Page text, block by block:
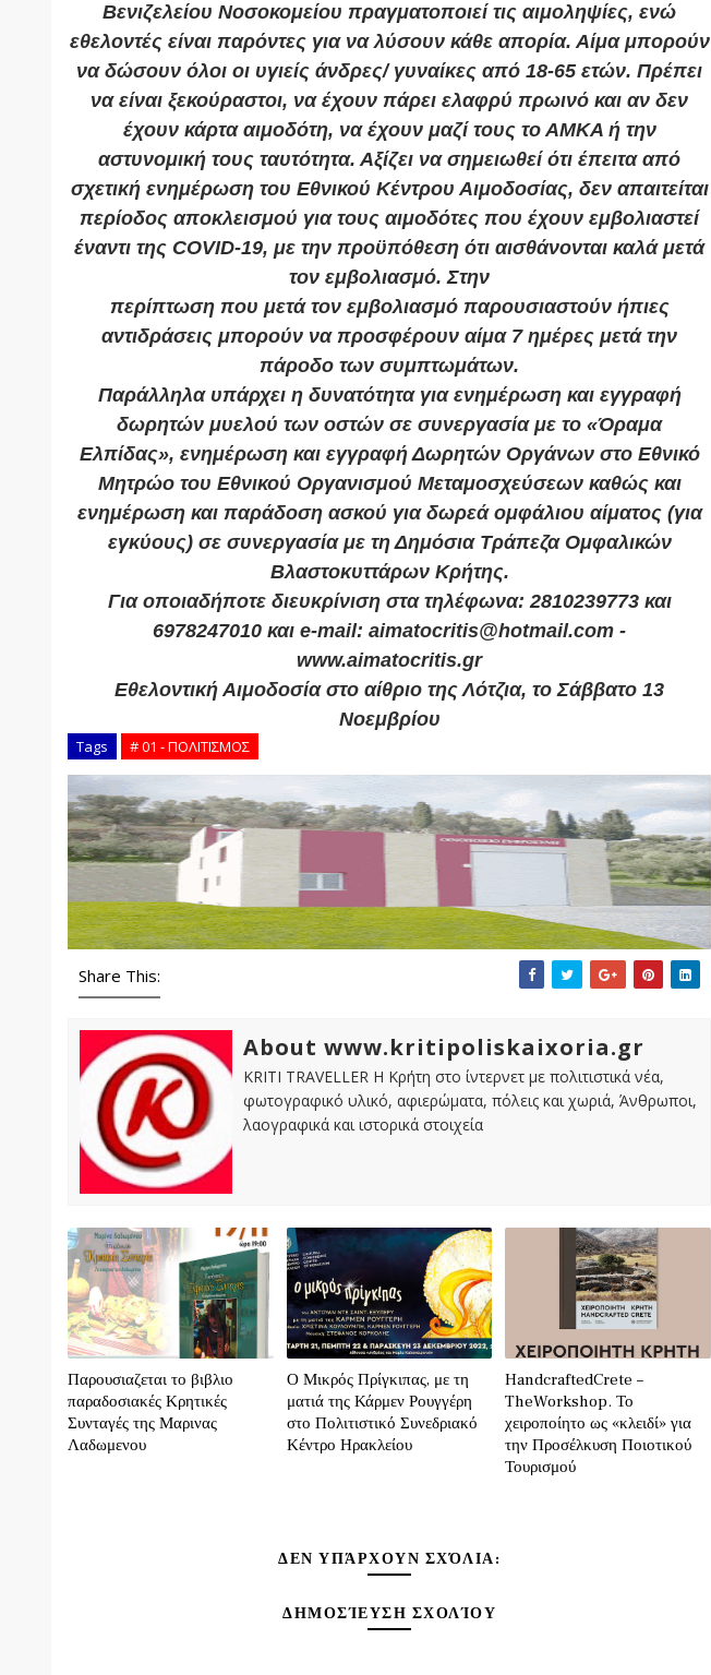
Βενιζελείου Νοσοκομείου πραγματοποιεί τις αιμοληψίες, ενώ
εθελοντές είναι παρόντες για να λύσουν κάθε απορία. Αίμα μπορούν
να δώσουν όλοι οι υγιείς άνδρες/ γυναίκες από 18-65 ετών. Πρέπει
να είναι ξεκούραστοι, να έχουν πάρει ελαφρύ πρωινό και αν δεν
έχουν κάρτα αιμοδότη, να έχουν μαζί τους το ΑΜΚΑ ή την
αστυνομική τους ταυτότητα. Αξίζει να σημειωθεί ότι έπειτα από
σχετική ενημέρωση του Εθνικού Κέντρου Αιμοδοσίας, δεν απαιτείται
περίοδος αποκλεισμού για τους αιμοδότες που έχουν εμβολιαστεί
έναντι της COVID-19, με την προϋπόθεση ότι αισθάνονται καλά μετά
τον εμβολιασμό. Στην
περίπτωση που μετά τον εμβολιασμό παρουσιαστούν ήπιες
αντιδράσεις μπορούν να προσφέρουν αίμα 7 ημέρες μετά την
πάροδο των συμπτωμάτων.
Παράλληλα υπάρχει η δυνατότητα για ενημέρωση και εγγραφή
δωρητών μυελού των οστών σε συνεργασία με το «Όραμα
Ελπίδας», ενημέρωση και εγγραφή Δωρητών Οργάνων στο Εθνικό
Μητρώο του Εθνικού Οργανισμού Μεταμοσχεύσεων καθώς και
ενημέρωση και παράδοση ασκού για δωρεά ομφάλιου αίματος (για
εγκύους) σε συνεργασία με τη Δημόσια Τράπεζα Ομφαλικών
Βλαστοκυττάρων Κρήτης.
Για οποιαδήποτε διευκρίνιση στα τηλέφωνα: 2810239773 και
6978247010 και e-mail: aimatocritis@hotmail.com -
www.aimatocritis.gr
Εθελοντική Αιμοδοσία στο αίθριο της Λότζια, το Σάββατο 13
Νοεμβρίου
Tags # 01 - ΠΟΛΙΤΙΣΜΟΣ
Share This:
About www.kritipoliskaixoria.gr
KRITI TRAVELLER Η Κρήτη στο ίντερνετ με πολιτιστικά νέα,
φωτογραφικό υλικό, αφιερώματα, πόλεις και χωριά, Άνθρωποι,
λαογραφικά και ιστορικά στοιχεία
Παρουσιαζεται το βιβλιο
παραδοσιακές Κρητικές
Συνταγές της Μαρινας
Λαδωμενου
Ο Μικρός Πρίγκιπας, με τη
ματιά της Κάρμεν Ρουγγέρη
στο Πολιτιστικό Συνεδριακό
Κέντρο Ηρακλείου
HandcraftedCrete –
TheWorkshop. Το
χειροποίητο ως «κλειδί» για
την Προσέλκυση Ποιοτικού
Τουρισμού
ΔΕΝ ΥΠΆΡΧΟΥΝ ΣΧΌΛΙΑ:
ΔΗΜΟΣΊΕΥΣΗ ΣΧΟΛΊΟΥ